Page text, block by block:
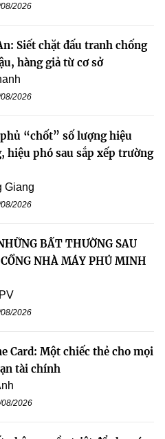
2026
Siết chặt đấu tranh chống
hàng giả từ cơ sở
2026
“chốt” số lượng hiệu
hiệu phó sau sắp xếp trường
Giang
2026
BẤT THƯỜNG SAU
NHÀ MÁY PHÚ MINH
2026
Card: Một chiếc thẻ cho mọi
tài chính
2026